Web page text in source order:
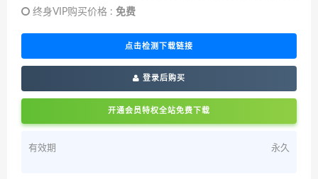
终身VIP购买价格 : 免费
点击检测下载链接
登录后购买
开通会员特权全站免费下载
有效期 永久